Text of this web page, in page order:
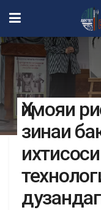
Ҳимояи
зинаи